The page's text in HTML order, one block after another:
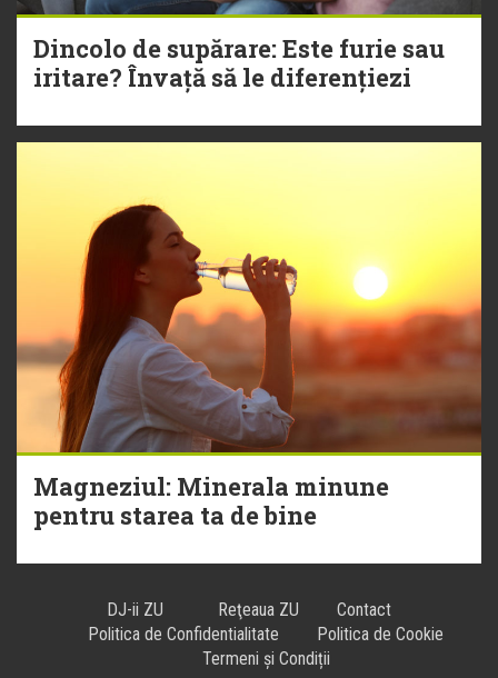
Dincolo de supărare: Este furie sau
iritare? Învață să le diferențiezi
Magneziul: Minerala minune
pentru starea ta de bine
DJ-ii ZU Reţeaua ZU
Contact
Politica de Confidentialitate
Politica de Cookie
Termeni și Condiții